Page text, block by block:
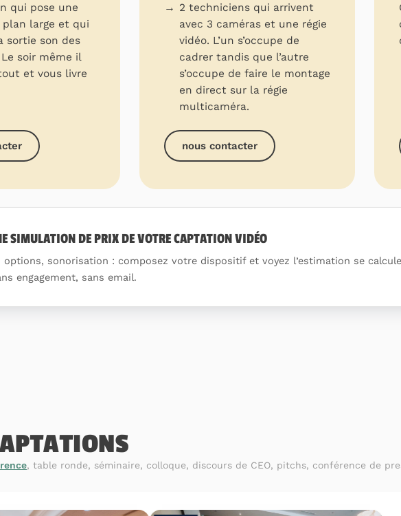
qui pose une
plan large et qui
sortie son des
soir même il
et vous livre
2 techniciens qui arrivent
avec 3 caméras et une régie
vidéo. L’un s’occupe de
cadrer tandis que l’autre
s’occupe de faire le montage
en direct sur la régie
multicaméra.
nous contacter
SIMULATION DE PRIX DE VOTRE CAPTATION VIDÉO
options, sonorisation : composez votre dispositif et voyez l’estimation se
engagement, sans email.
, table ronde, séminaire, colloque, discours de CEO, pitchs, conférence de